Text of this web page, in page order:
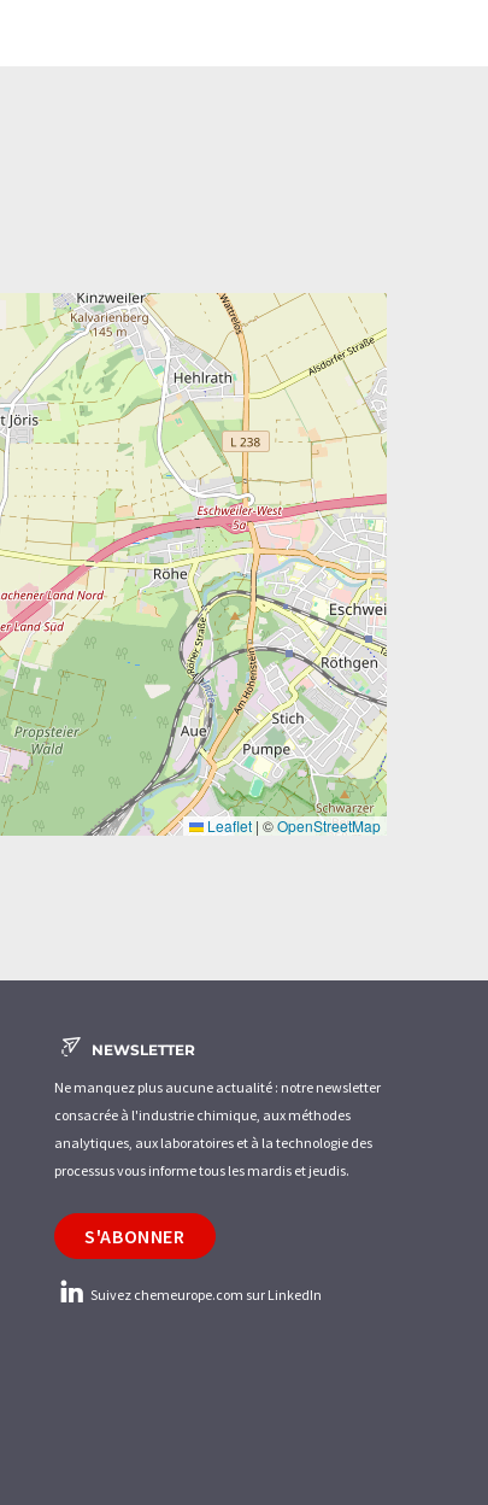
Leaflet | ©OpenStreetMap
NEWSLETTER
Ne manquez plus aucune actualité : notre newsletter
consacrée à l'industrie chimique, aux méthodes
analytiques, aux laboratoires et à la technologie des
processus vous informe tous les mardis et jeudis.
S'ABONNER
Suivez chemeurope.com sur LinkedIn